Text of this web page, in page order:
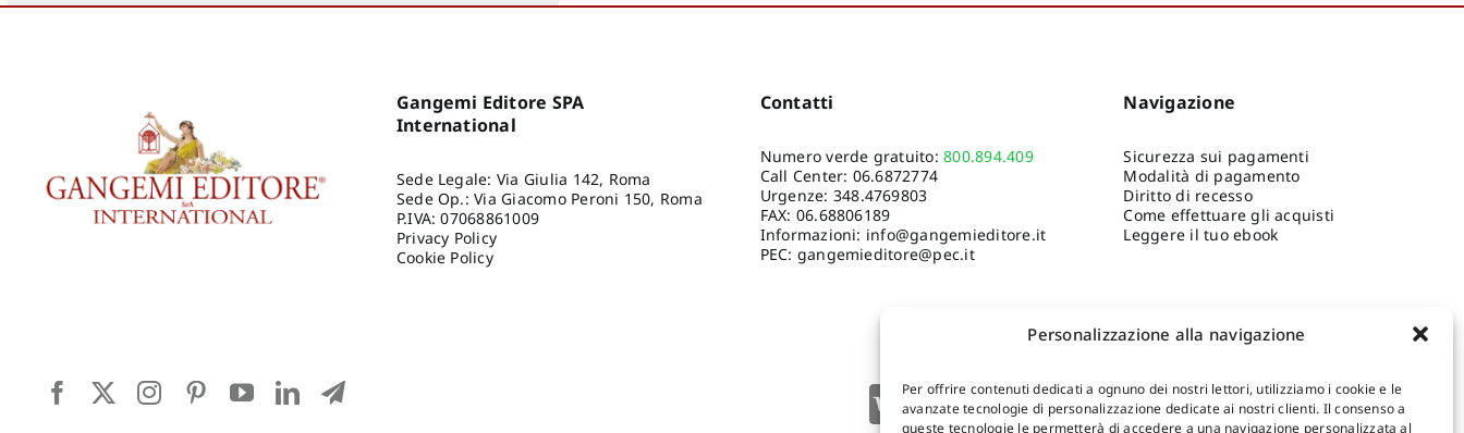
Personalizzazione alla navigazione
Per offrire contenuti dedicati a ognuno dei nostri lettori, utilizziamo i cookie e le
avanzate tecnologie di personalizzazione dedicate ai nostri clienti. Il consenso a
queste tecnologie le permetterà di accedere a una navigazione personalizzata al
Luca,Spita Leone,
Gangemi Editore SPA
International
Sede Legale: Via Giulia 142, Roma
Sede Op.: Via Giacomo Peroni 150, Roma
P.IVA: 07068861009
Privacy Policy
Cookie Policy
Contatti
Numero verde gratuito:800.894.409
Call Center: 06.6872774
Urgenze: 348.4769803
FAX: 06.68806189
Informazioni: info@gangemieditore.it
PEC: gangemieditore@pec.it
Navigazione
Sicurezza sui pagamenti
Modalità di pagamento
Diritto di recesso
Come effettuare gli acquisti
Leggere il tuo ebook